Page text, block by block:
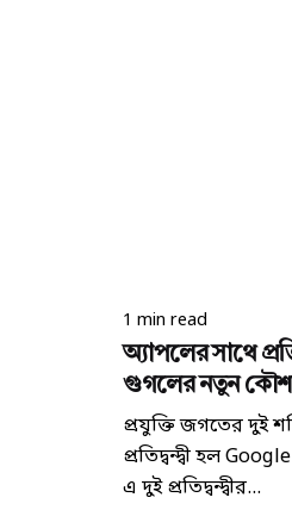
1 min read
অ্যাপলের সাথে
গুগলের নতুন
প্রযুক্তি জগতের দুই
প্রতিদ্বন্দ্বী হল
এ দুই প্রতিদ্বন্দ্বীর...